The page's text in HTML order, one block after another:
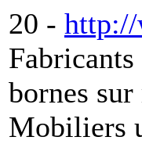
20 -
bornes
Mobiliers